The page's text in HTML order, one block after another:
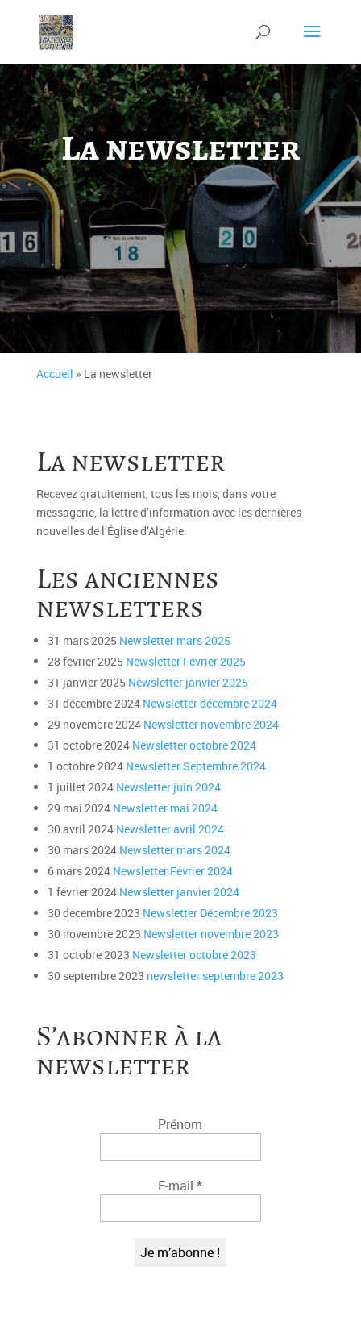
La newsletter
Accueil » La newsletter
La newsletter
Recevez gratuitement, tous les mois, dans votre
messagerie, la lettre d’information avec les dernières
nouvelles de l’Église d’Algérie.
Les anciennes
newsletters
31 mars 2025 Newsletter mars 2025
28 février 2025 Newsletter Février 2025
31 janvier 2025 Newsletter janvier 2025
31 décembre 2024 Newsletter décembre 2024
29 novembre 2024 Newsletter novembre 2024
31 octobre 2024 Newsletter octobre 2024
1 octobre 2024 Newsletter Septembre 2024
1 juillet 2024 Newsletter juin 2024
29 mai 2024 Newsletter mai 2024
30 avril 2024 Newsletter avril 2024
30 mars 2024 Newsletter mars 2024
6 mars 2024 Newsletter Février 2024
1 février 2024 Newsletter janvier 2024
30 décembre 2023 Newsletter Décembre 2023
30 novembre 2023 Newsletter novembre 2023
31 octobre 2023 Newsletter octobre 2023
30 septembre 2023 newsletter septembre 2023
S’abonner à la
newsletter
Prénom
E-mail*